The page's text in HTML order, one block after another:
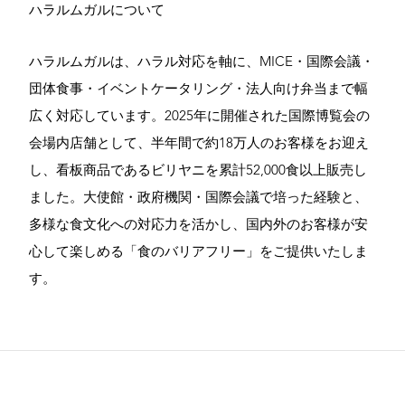
ハラルムガルについて
ハラルムガルは、ハラル対応を軸に、MICE・国際会議・
団体食事・イベントケータリング・法人向け弁当まで幅
広く対応しています。2025年に開催された国際博覧会の
会場内店舗として、半年間で約18万人のお客様をお迎え
し、看板商品であるビリヤニを累計52,000食以上販売し
ました。大使館・政府機関・国際会議で培った経験と、
多様な食文化への対応力を活かし、国内外のお客様が安
心して楽しめる「食のバリアフリー」をご提供いたしま
す。